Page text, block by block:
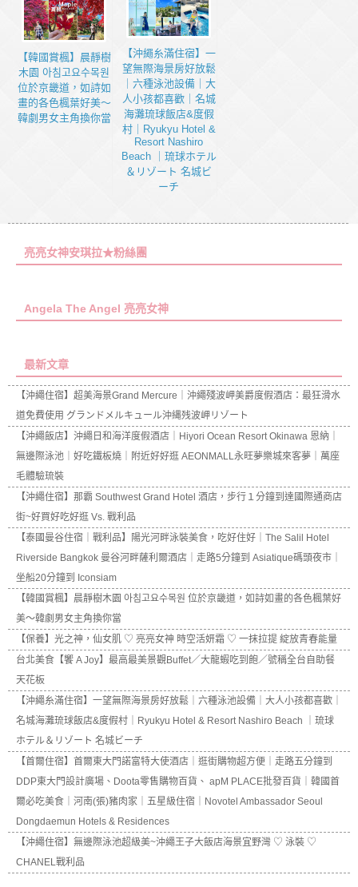
【韓國賞楓】晨靜樹
木園 아침고요수목원
位於京畿道，如詩如
畫的各色楓葉好美～
韓劇男女主角換你當
【沖繩糸滿住宿】一
望無際海景房好放鬆
｜六種泳池設備｜大
人小孩都喜歡｜名城
海灘琉球飯店&度假
村｜Ryukyu Hotel &
Resort Nashiro
Beach ｜琉球ホテル
＆リゾート 名城ビ
ーチ
亮亮女神安琪拉★粉絲團
Angela The Angel 亮亮女神
最新文章
【沖繩住宿】超美海景Grand Mercure｜沖繩殘波岬美爵度假酒店：最狂滑水
道免費使用 グランドメルキュール沖縄残波岬リゾート
【沖繩飯店】沖繩日和海洋度假酒店｜Hiyori Ocean Resort Okinawa 恩納｜
無邊際泳池｜好吃鐵板燒｜附近好好逛 AEONMALL永旺夢樂城來客夢｜萬座
毛體驗琉裝
【沖繩住宿】那霸 Southwest Grand Hotel 酒店，步行１分鐘到達國際通商店
街~好買好吃好逛 Vs. 戰利品
【泰國曼谷住宿｜戰利品】陽光河畔泳裝美食，吃好住好｜The Salil Hotel
Riverside Bangkok 曼谷河畔薩利爾酒店｜走路5分鐘到 Asiatique碼頭夜市｜
坐船20分鐘到 Iconsiam
【韓國賞楓】晨靜樹木園 아침고요수목원 位於京畿道，如詩如畫的各色楓葉好
美～韓劇男女主角換你當
【保養】光之神，仙女肌 ♡ 亮亮女神 時空活妍霜 ♡ 一抹拉提 綻放青春能量
台北美食【饗 A Joy】最高最美景觀Buffet／大龍蝦吃到飽／號稱全台自助餐
天花板
【沖繩糸滿住宿】一望無際海景房好放鬆｜六種泳池設備｜大人小孩都喜歡｜
名城海灘琉球飯店&度假村｜Ryukyu Hotel & Resort Nashiro Beach ｜琉球
ホテル＆リゾート 名城ビーチ
【首爾住宿】首爾東大門諾富特大使酒店｜逛街購物超方便｜走路五分鐘到
DDP東大門設計廣場、Doota零售購物百貨、 apM PLACE批發百貨｜韓國首
爾必吃美食｜河南(張)豬肉家｜五星級住宿｜Novotel Ambassador Seoul
Dongdaemun Hotels & Residences
【沖繩住宿】無邊際泳池超級美~沖繩王子大飯店海景宜野灣 ♡ 泳裝 ♡
CHANEL戰利品